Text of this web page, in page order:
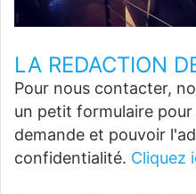
LA REDACTION
Pour nous contacter,
un petit formulaire
demande et pouvoir
confidentialité. Cliquez